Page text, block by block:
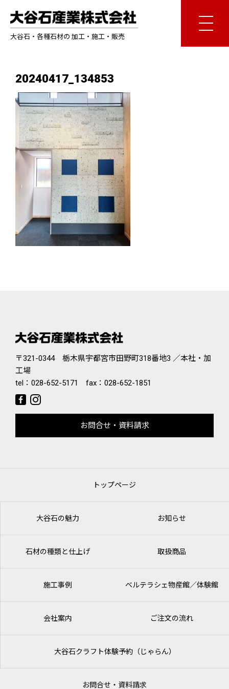
大谷石・各種石材の 加工・施工・販売
20240417_134853
〒321-0344 栃木県宇都宮市田野町318番地3 ／本社・加
工場
tel： 028-652-5171 fax：028-652-1851
お問合せ・資料請求
トップページ
大谷石の魅力 お知らせ
石材の種類と仕上げ 取扱商品
施工事例 ベルテラシェ物産館／体験館
会社案内 ご注文の流れ
大谷石クラフト体験予約（じゃらん）
お問合せ・資料請求